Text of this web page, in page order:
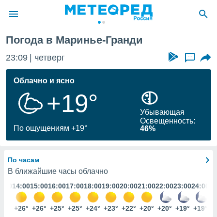
о
Вы можете
к этому
доступ
Погода в Маринье-Гранди
23:09 четверг ...
Облачно и ясно
+19°
По ощущениям +19°
Убывающая
Освещенность:
46%
По часам
В ближайшие часы облачно
14:00
+26°
15:00
+26°
16:00
+25°
17:00
+25°
18:00
+24°
19:00
+23°
20:00
+22°
21:00
+20°
22:00
+20°
23:00
+19°
24:00
+19°